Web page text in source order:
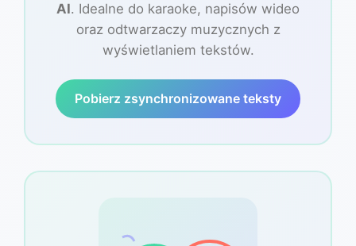
AI. Idealne do karaoke, napisów wideo
oraz odtwarzaczy muzycznych z
wyświetlaniem tekstów.
Pobierz zsynchronizowane teksty